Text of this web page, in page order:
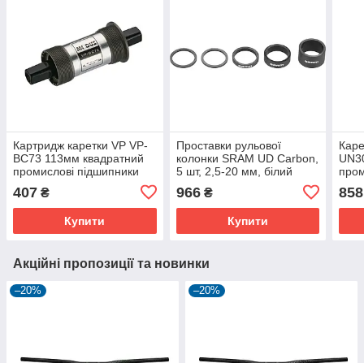
Картридж каретки VP VP-
BC73 113мм квадратний
промислові підшипники
407 ₴
Купити
Проставки рульової
колонки SRAM UD Carbon,
5 шт, 2,5-20 мм, білий
966₴
Купити
858
Акційні пропозиції та новинки
–20% –20%